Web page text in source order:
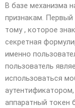
В базе механизма
признакам. Первый
тому , которое
секретная
именно
пользователь
использоваться
аппаратный токен